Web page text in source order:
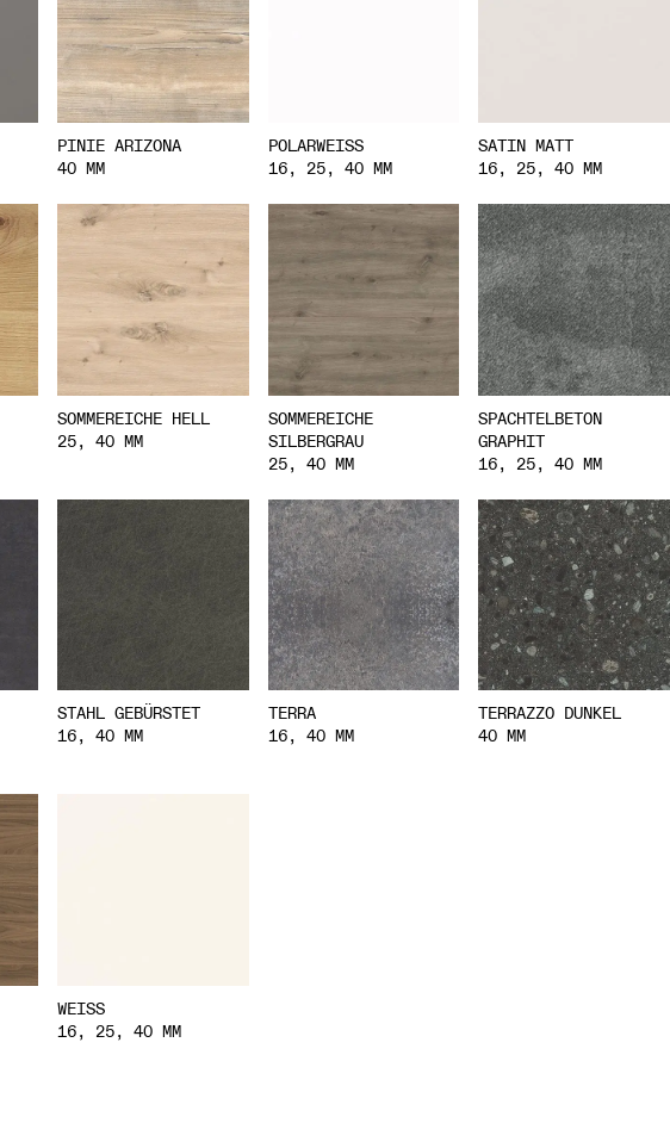
PINIE ARIZONA
40 MM
POLARWEISS
16, 25, 40 MM
SATIN MATT
16, 25, 40 MM
SOMMEREICHE HELL
25, 40 MM
SOMMEREICHE
SILBERGRAU
25, 40 MM
SPACHTELBETON
GRAPHIT
16, 25, 40 MM
STAHL GEBÜRSTET
16, 40 MM
TERRA
16, 40 MM
TERRAZZO DUNKEL
40 MM
WEISS
16, 25, 40 MM